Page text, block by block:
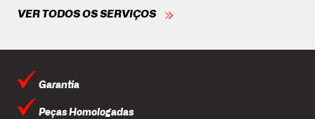
VER TODOS OS SERVIÇOS
Garantia
Peças Homologadas